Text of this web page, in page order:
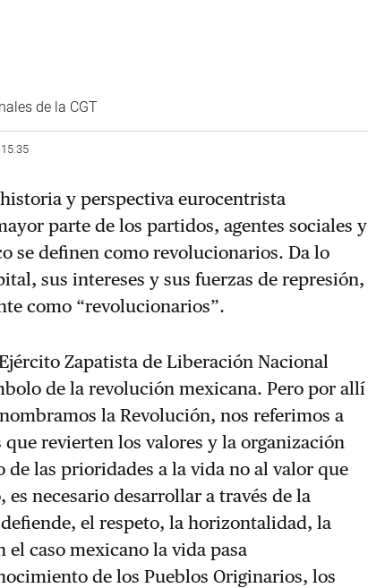
de la CGT
y perspectiva eurocentrista
parte de los partidos, agentes sociales y
se definen como revolucionarios. Da lo
sus intereses y sus fuerzas de represión,
como “revolucionarios”.
Zapatista de Liberación Nacional
de la revolución mexicana. Pero por allí
la Revolución, nos referimos a
revierten los valores y la organización
las prioridades a la vida no al valor que
necesario desarrollar a través de la
el respeto, la horizontalidad, la
caso mexicano la vida pasa
de los Pueblos Originarios, los